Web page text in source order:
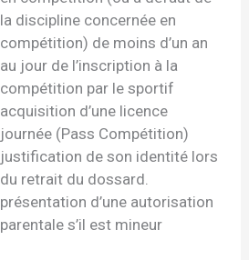
la discipline concernée en
compétition) de moins d’un an
au jour de l’inscription à la
compétition par le sportif
acquisition d’une licence
journée (Pass Compétition)
justification de son identité lors
du retrait du dossard.
présentation d’une autorisation
parentale s’il est mineur